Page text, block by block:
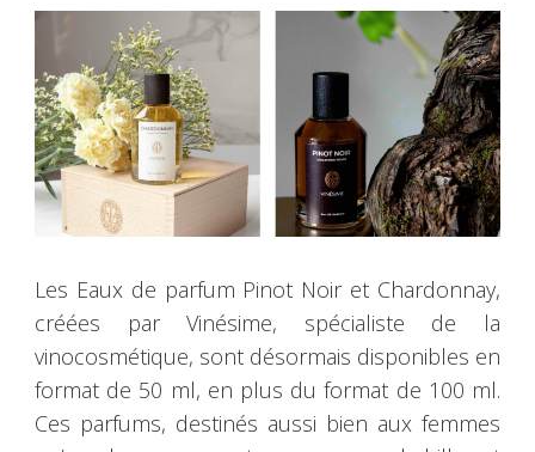
Les Eaux de parfum Pinot Noir et Chardonnay,
créées par Vinésime, spécialiste de la
vinocosmétique, sont désormais disponibles en
format de 50 ml, en plus du format de 100 ml.
Ces parfums, destinés aussi bien aux femmes